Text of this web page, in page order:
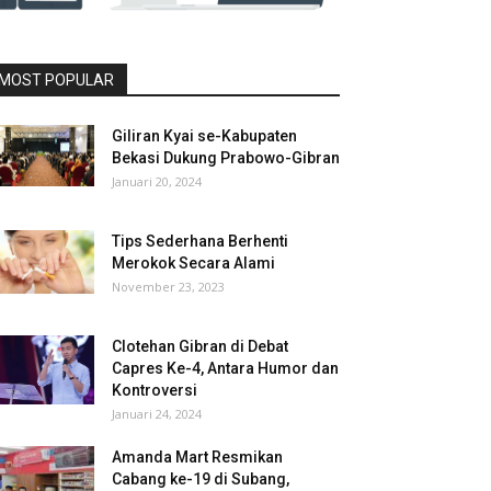
POPULAR
Giliran Kyai se-Kabupaten
Bekasi Dukung Prabowo-Gibran
Januari 20, 2024
Tips Sederhana Berhenti
Merokok Secara Alami
November 23, 2023
Clotehan Gibran di Debat
Capres Ke-4, Antara Humor dan
Kontroversi
Januari 24, 2024
Amanda Mart Resmikan
Cabang ke-19 di Subang,